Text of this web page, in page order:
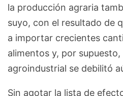
la producción agraria
suyo, con el resultado de
a importar crecientes
alimentos y, por
agroindustrial se debilitó
Sin agotar la lista de